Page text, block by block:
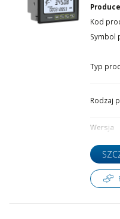
Kod
Symbol
Typ
Rodzaj
Wersja